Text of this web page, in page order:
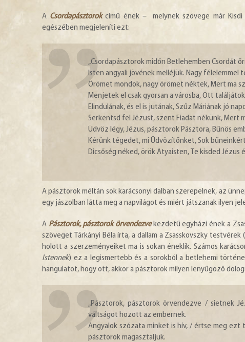
A Csordapásztorokcímű ének – melynek szövege már Kisdi
egészében megjeleníti ezt:
„Csordapásztorok midőn Betlehemben Csordát
Isten angyali jövének melléjük. Nagy félelemmel
Örömet mondok, nagy örömet néktek, Mert ma
Menjetek el csak gyorsan a városba, Ott
Elindulának, és el is jutának, Szűz Máriának jó
Serkentsd fel Jézust, szent Fiadat nékünk, Mert
Üdvöz légy, Jézus, pásztorok Pásztora, Bűnös
Kérünk tégedet, mi Üdvözítőnket, Sok
Dicsőség néked, örök Atyaisten, Te kisded Jézus
A pásztorok méltán sok karácsonyi dalban szerepelnek, az
egy jászolban látta meg a napvilágot és miért játszanak ilyen
A Pásztorok, pásztorok örvendezvekezdetű egyházi ének a
szöveget Tárkányi Béla írta, a dallam a Zsasskovszky
holott a szerzeményeiket ma is sokan éneklik. Számos
Istennek) ez a legismertebb és a sorokból a betlehemi
hangulatot, hogy ott, akkor a pásztorok milyen lenyűgöző
„Pásztorok, pásztorok örvendezve / sietnek
váltságot hozott az embernek.
Angyalok szózata minket is hív, / értse meg ezt
pásztorok magasztaljuk.